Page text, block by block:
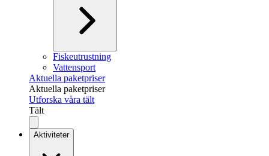
Fiskeutrustning
Vattensport
Aktuella paketpriser
Aktuella paketpriser
Utforska våra tält
Tält
Aktiviteter